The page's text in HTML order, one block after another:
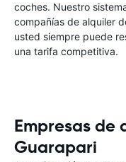
coches. Nuestro
compañías de alquiler
usted siempre puede
una tarifa competitiva.
Empresas de
Guarapari